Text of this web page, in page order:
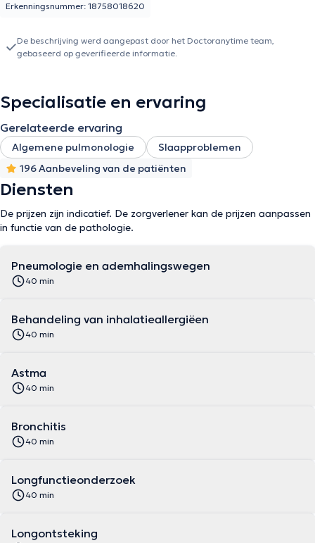
Erkenningsnummer: 18758018620
De beschrijving werd aangepast door het Doctoranytime team,
gebaseerd op geverifieerde informatie.
Specialisatie en ervaring
Gerelateerde ervaring
Algemene pulmonologie
Slaapproblemen
196 Aanbeveling van de patiënten
Diensten
De prijzen zijn indicatief. De zorgverlener kan de prijzen aanpassen
in functie van de pathologie.
Pneumologie en ademhalingswegen
40 min
Behandeling van inhalatieallergiëen
40 min
Astma
40 min
Bronchitis
40 min
Longfunctieonderzoek
40 min
Longontsteking